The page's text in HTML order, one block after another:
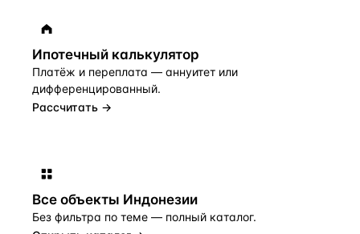
Ипотечный калькулятор
Платёж и переплата — аннуитет или
дифференцированный.
Рассчитать →
Все объекты Индонезии
Без фильтра по теме — полный каталог.